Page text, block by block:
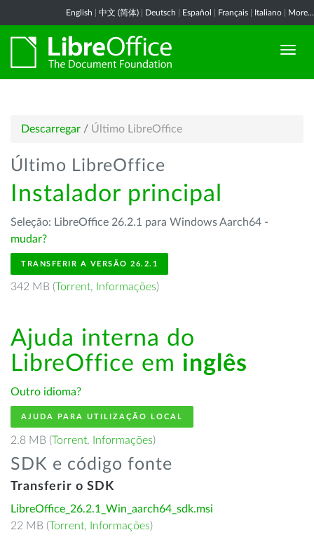
English 中文 (简体) Deutsch Español Français Italiano More...
Descarregar / Último LibreOffice
Último LibreOffice
Instalador principal
Seleção: LibreOffice 26.2.1 para Windows Aarch64 -
mudar?
TRANSFERIR A VERSÃO 26.2.1
342 MB (Torrent, Informações)
Ajuda interna do
LibreOffice em inglês
Outro idioma?
AJUDA PARA UTILIZAÇÃO LOCAL
2.8 MB (Torrent, Informações)
SDK e código fonte
Transferir o SDK
LibreOffice_26.2.1_Win_aarch64_sdk.msi
22 MB (Torrent, Informações)